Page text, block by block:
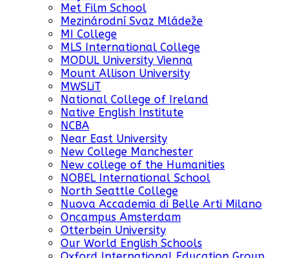
Met Film School
Mezinárodní Svaz Mládeže
MI College
MLS International College
MODUL University Vienna
Mount Allison University
MWSLiT
National College of Ireland
Native English Institute
NCBA
Near East University
New College Manchester
New college of the Humanities
NOBEL International School
North Seattle College
Nuova Accademia di Belle Arti Milano
Oncampus Amsterdam
Otterbein University
Our World English Schools